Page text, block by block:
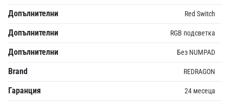
Допълнителни Red Switch
Допълнителни RGB подсветка
Допълнителни Без NUMPAD
Brand REDRAGON
Гаранция 24 месеца